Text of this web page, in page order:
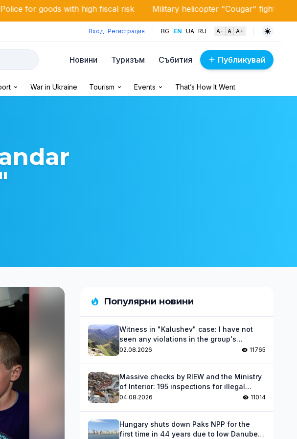
with high fiscal risk Military helicopter "Cougar" fights a large-scale fire
Вход Регистрация BG EN UA RU A- A A+
Новини Туризъм Събития Публикувай
War in Ukraine Tourism Events That’s How It Went
Популярни новини
Witness in "Kalushev" case: I have not
seen any violations in the group's
activities
02.08.2026 11765
Massive checks by RIEW and the Ministry
of Interior: 195 inspections for illegal
waste
04.08.2026 11014
Hungary shuts down Paks NPP for the
first time in 44 years due to low Danube